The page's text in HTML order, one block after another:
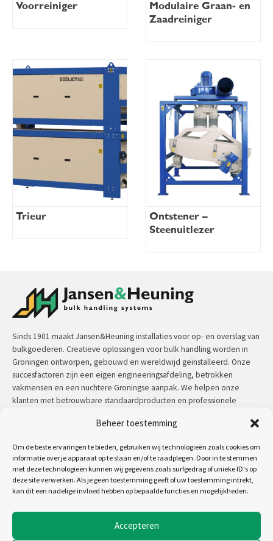
Beheer toestemming
Om de beste ervaringen te bieden, gebruiken wij technologieën zoals cookies om
informatie over je apparaat op te slaan en/of te raadplegen. Door in te stemmen
met deze technologieën kunnen wij gegevens zoals surfgedrag of unieke ID's op
deze site verwerken. Als je geen toestemming geeft of uw toestemming intrekt,
kan dit een nadelige invloed hebben op bepaalde functies en mogelijkheden.
Accepteren
Voorreiniger
Modulaire Graan- en
Zaadreiniger
Trieur
Ontstener –
Steenuitlezer
Sinds 1901 maakt Jansen&Heuning installaties voor op- en overslag van
bulkgoederen. Creatieve oplossingen voor bulk handling worden in
Groningen ontworpen, gebouwd en wereldwijd geïnstalleerd. Onze
succesfactoren zijn een eigen engineeringsafdeling, betrokken
vakmensen en een nuchtere Groningse aanpak. We helpen onze
klanten met betrouwbare standaardproducten en professionele
lees meer
Volg ons op: